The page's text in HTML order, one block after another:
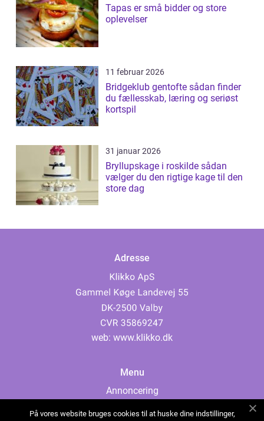
Tapas er små bidder og store
oplevelser
11 februar 2026
Bridgeklub gentofte sådan finder
du fællesskab, læring og seriøst
kortspil
31 januar 2026
Bryllupskage i roskilde sådan
vælger du den rigtige kage til den
store dag
Adresse
web: www.klikko.dk
Menu
Annoncering
På vores website bruges cookies til at huske dine indstillinger,